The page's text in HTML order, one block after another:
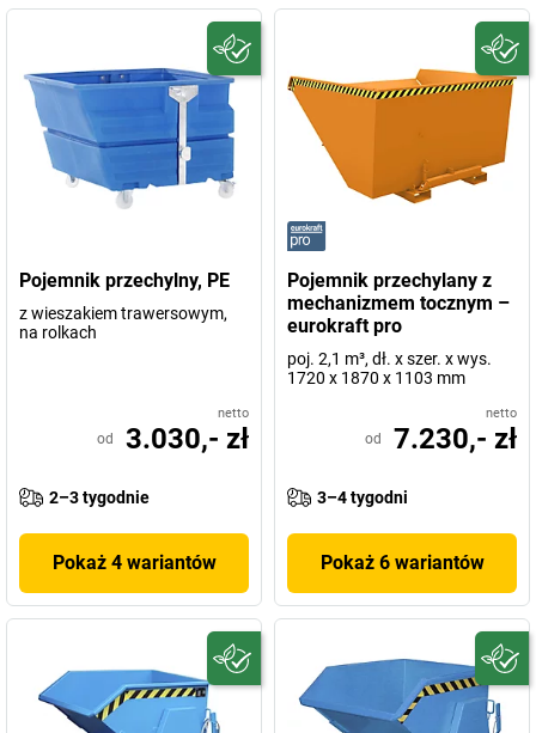
Pojemnik przechylny, PE
z wieszakiem trawersowym,
na rolkach
netto
od 3.030,- zł
2–3 tygodnie
Pokaż 4 wariantów
Pojemnik przechylany z
mechanizmem tocznym –
eurokraft pro
poj. 2,1 m³, dł. x szer. x wys.
1720 x 1870 x 1103 mm
netto
od 7.230,- zł
3–4 tygodni
Pokaż 6 wariantów